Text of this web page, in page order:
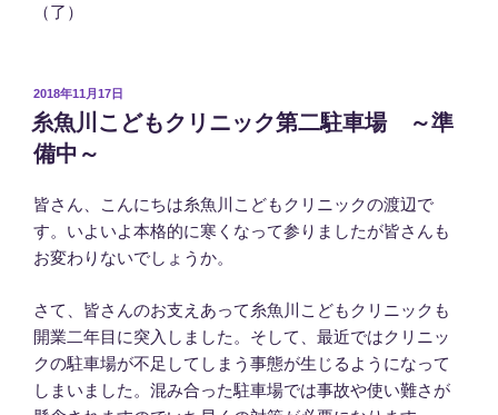
（了）
投
稿
日:
2018年11月17日
糸魚川こどもクリニック第二駐車場 ～準
備中～
皆さん、こんにちは糸魚川こどもクリニックの渡辺で
す。いよいよ本格的に寒くなって参りましたが皆さんも
お変わりないでしょうか。
さて、皆さんのお支えあって糸魚川こどもクリニックも
開業二年目に突入しました。そして、最近ではクリニッ
クの駐車場が不足してしまう事態が生じるようになって
しまいました。混み合った駐車場では事故や使い難さが